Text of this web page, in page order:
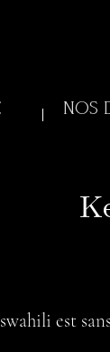
NOS
est